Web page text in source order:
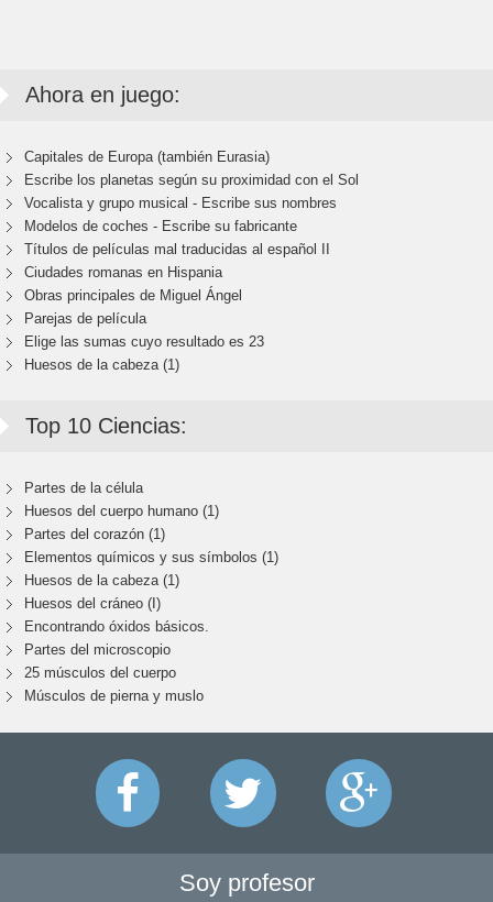
Ahora en juego:
Capitales de Europa (también Eurasia)
Escribe los planetas según su proximidad con el Sol
Vocalista y grupo musical - Escribe sus nombres
Modelos de coches - Escribe su fabricante
Títulos de películas mal traducidas al español II
Ciudades romanas en Hispania
Obras principales de Miguel Ángel
Parejas de película
Elige las sumas cuyo resultado es 23
Huesos de la cabeza (1)
Top 10 Ciencias:
Partes de la célula
Huesos del cuerpo humano (1)
Partes del corazón (1)
Elementos químicos y sus símbolos (1)
Huesos de la cabeza (1)
Huesos del cráneo (I)
Encontrando óxidos básicos.
Partes del microscopio
25 músculos del cuerpo
Músculos de pierna y muslo
Soy profesor